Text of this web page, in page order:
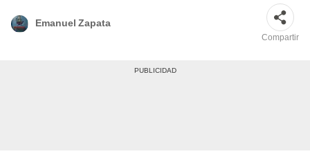
Emanuel Zapata
Compartir